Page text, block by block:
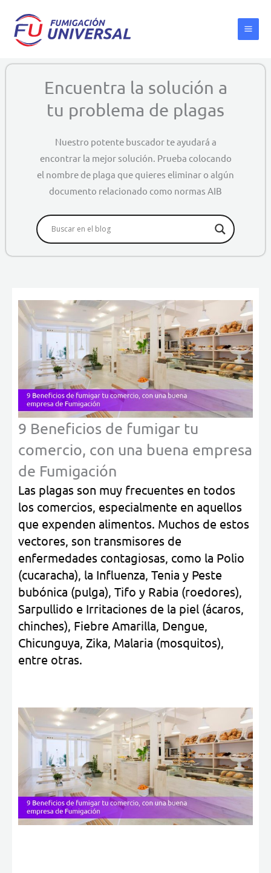
contenido
Encuentra la solución a
tu problema de plagas
Nuestro potente buscador te ayudará a
encontrar la mejor solución. Prueba colocando
el nombre de plaga que quieres eliminar o algún
documento relacionado como normas AIB
9 Beneficios de fumigar tu
comercio, con una buena empresa
de Fumigación
Las plagas son muy frecuentes en todos
los comercios, especialmente en aquellos
que expenden alimentos. Muchos de estos
vectores, son transmisores de
enfermedades contagiosas, como la Polio
(cucaracha), la Influenza, Tenia y Peste
bubónica (pulga), Tifo y Rabia (roedores),
Sarpullido e Irritaciones de la piel (ácaros,
chinches), Fiebre Amarilla, Dengue,
Chicunguya, Zika, Malaria (mosquitos),
entre otras.